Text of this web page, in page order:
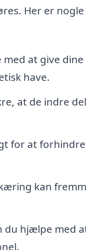
Her er
med at give
have.
at de indre
for at
kan
du hjælpe med